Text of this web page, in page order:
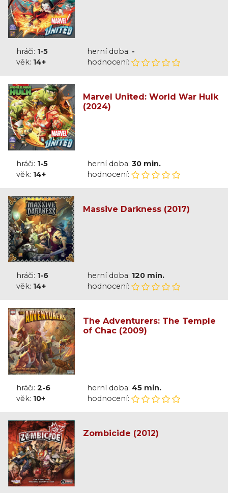
hráči: 1-5 herní doba: -
věk: 14+ hodnocení:
Marvel United: World War Hulk
(2024)
hráči: 1-5 herní doba: 30 min.
věk: 14+ hodnocení:
Massive Darkness (2017)
hráči: 1-6 herní doba: 120 min.
věk: 14+ hodnocení:
The Adventurers: The Temple
of Chac (2009)
hráči: 2-6 herní doba: 45 min.
věk: 10+ hodnocení:
Zombicide (2012)